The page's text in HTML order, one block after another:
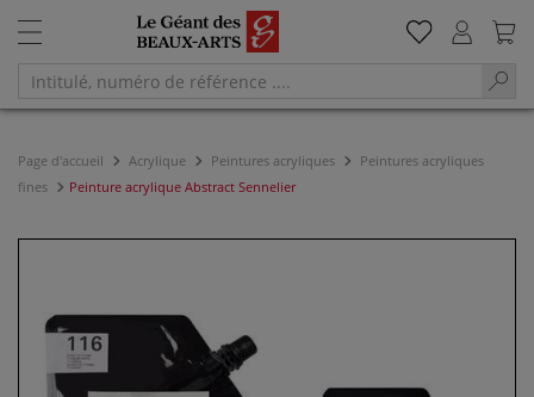
Page d'accueil Acrylique Peintures acryliques
Peintures acryliques
fines
Peinture acrylique Abstract Sennelier